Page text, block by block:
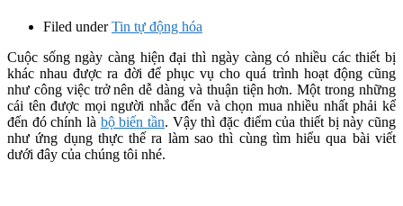
Filed underTin tự động hóa
Cuộc sống ngày càng hiện đại thì ngày càng có nhiều các thiết bị
khác nhau được ra đời để phục vụ cho quá trình hoạt động cũng
như công việc trở nên dễ dàng và thuận tiện hơn. Một trong những
cái tên được mọi người nhắc đến và chọn mua nhiều nhất phải kể
đến đó chính là bộ biến tần. Vậy thì đặc điểm của thiết bị này cũng
như ứng dụng thực thế ra làm sao thì cùng tìm hiểu qua bài viết
dưới đây của chúng tôi nhé.